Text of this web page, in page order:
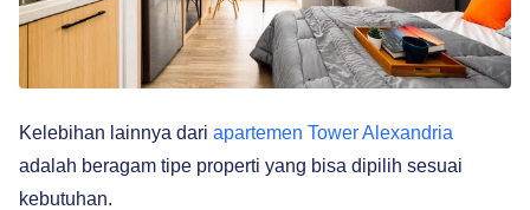
Kelebihan lainnya dari apartemen Tower Alexandria
adalah beragam tipe properti yang bisa dipilih sesuai
kebutuhan.